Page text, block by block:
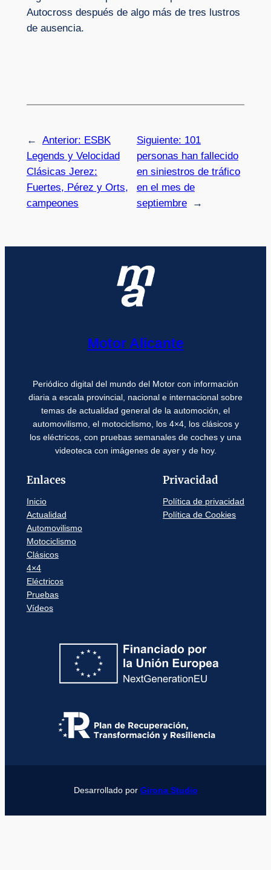
Autocross después de algo más de tres lustros
de ausencia.
← Anterior: ESBK
Legends y Velocidad
Clásicas Jerez:
Fuertes, Pérez y Orts,
campeones
Siguiente: 101
personas han fallecido
en siniestros de tráfico
en el mes de
septiembre
→
Motor Alicante
Periódico digital del mundo del Motor con información
diaria a escala provincial, nacional e internacional sobre
temas de actualidad general de la automoción, el
automovilismo, el motociclismo, los 4×4, los clásicos y
los eléctricos, con pruebas semanales de coches y una
videoteca con imágenes de ayer y de hoy.
Enlaces
Inicio
Actualidad
Automovilismo
Motociclismo
Clásicos
4×4
Eléctricos
Pruebas
Vídeos
Privacidad
Política de privacidad
Política de Cookies
Desarrollado por Girona Studio